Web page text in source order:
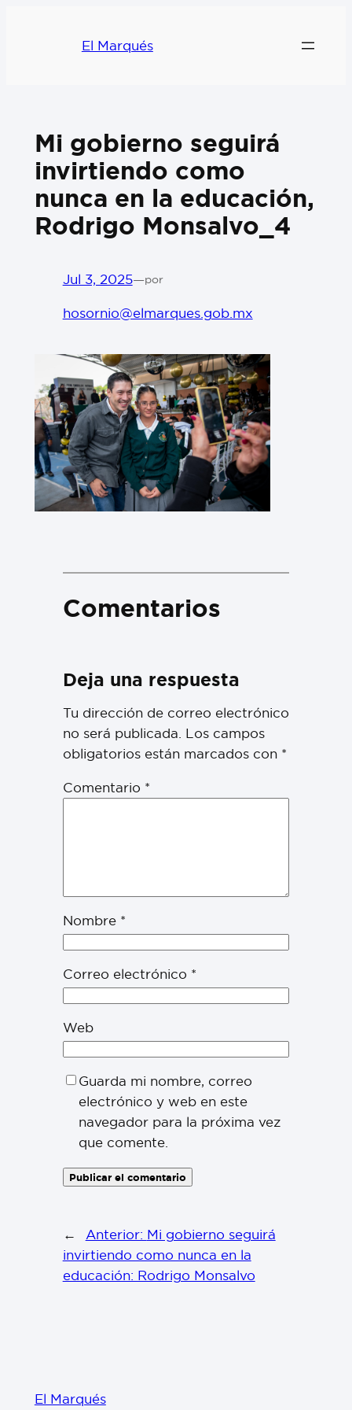
El Marqués
Mi gobierno seguirá
invirtiendo como
nunca en la educación,
Rodrigo Monsalvo_4
Jul 3, 2025—por
hosornio@elmarques.gob.mx
Comentarios
Deja una respuesta
Tu dirección de correo electrónico
no será publicada. Los campos
obligatorios están marcados con *
Comentario *
Nombre *
Correo electrónico *
Web
Guarda mi nombre, correo
electrónico y web en este
navegador para la próxima vez
que comente.
← Anterior: Mi gobierno seguirá
invirtiendo como nunca en la
educación: Rodrigo Monsalvo
El Marqués